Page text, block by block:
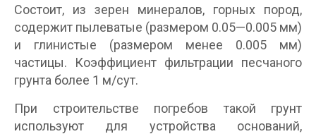
Состоит, из зерен минералов, горных пород,
содержит пылеватые (размером 0.05—0.005 мм)
и глинистые (размером менее 0.005 мм)
частицы. Коэффициент фильтрации песчаного
грунта более 1 м/сут.
При строительстве погребов такой грунт
используют для устройства оснований,